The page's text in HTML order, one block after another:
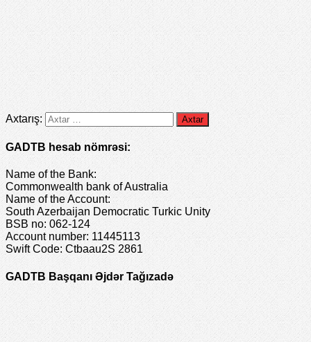
Axtarış:
GADTB hesab nömrəsi:
Name of the Bank:
Commonwealth bank of Australia
Name of the Account:
South Azerbaijan Democratic Turkic Unity
BSB no: 062-124
Account number: 11445113
Swift Code: Ctbaau2S 2861
GADTB Başqanı Əjdər Tağızadə